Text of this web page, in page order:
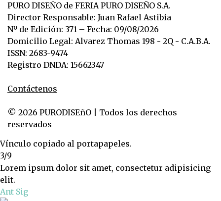
PURO DISEÑO de FERIA PURO DISEÑO S.A.
Director Responsable: Juan Rafael Astibia
Nº de Edición: 371 – Fecha: 09/08/2026
Domicilio Legal: Alvarez Thomas 198 - 2Q - C.A.B.A.
ISSN: 2683-9474
Registro DNDA: 15662347
Contáctenos
© 2026 PURODISEñO | Todos los derechos
reservados
Vínculo copiado al portapapeles.
3/9
Lorem ipsum dolor sit amet, consectetur adipisicing
elit.
Ant Sig